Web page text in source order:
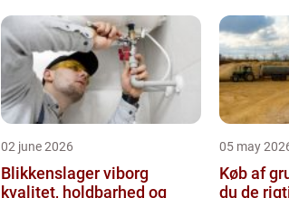
02 june 2026
Blikkenslager viborg
kvalitet, holdbarhed og
05 may
Køb af
du de